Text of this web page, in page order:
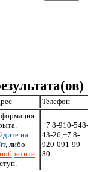
Телефон
на
, либо
+7 8-910-548-
43-26,+7 8-
920-091-99-
80